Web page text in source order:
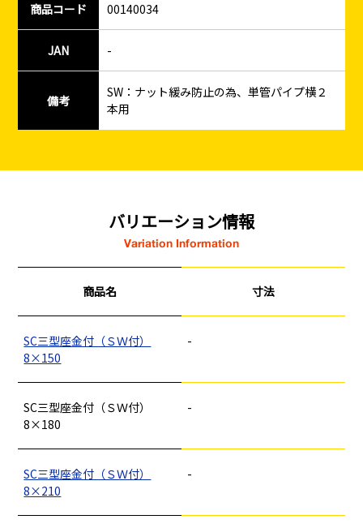
商品コード 00140034
JAN -
備考
SW：ナット緩み防止の為、単管パイプ横２
本用
バリエーション情報
Variation Information
商品名 寸法
SC三型座金付（ＳＷ付）
8×150
-
SC三型座金付（ＳＷ付）
8×180
-
SC三型座金付（ＳＷ付）
8×210
-